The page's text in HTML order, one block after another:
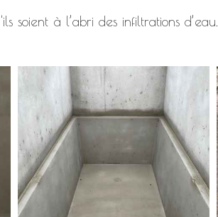
soient à l’abri des infiltrations d’eau.